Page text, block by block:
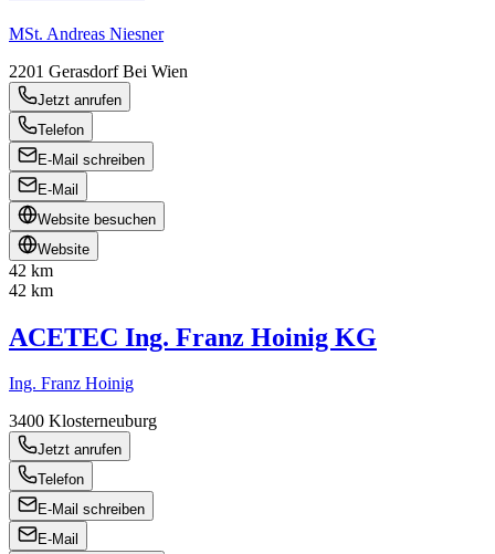
MSt. Andreas Niesner
2201 Gerasdorf Bei Wien
Jetzt anrufen
Telefon
E-Mail schreiben
E-Mail
Website besuchen
Website
42 km
42 km
ACETEC Ing. Franz Hoinig KG
Ing. Franz Hoinig
3400 Klosterneuburg
Jetzt anrufen
Telefon
E-Mail schreiben
E-Mail